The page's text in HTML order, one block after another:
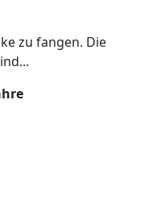
zu fangen. Die